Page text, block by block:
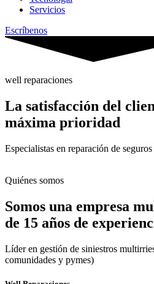
Servicios
Escríbenos
well reparaciones
La satisfacción del
máxima prioridad
Especialistas en reparación de
Quiénes somos
Somos una empresa
de 15 años de
Líder en gestión de siniestros
comunidades y pymes)